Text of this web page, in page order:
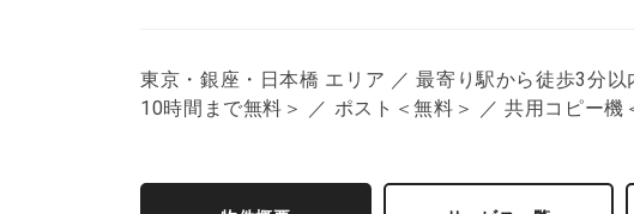
東京・銀座・日本橋 エリア ／ 最寄り駅から徒歩3分
10時間まで無料＞ ／ ポスト＜無料＞ ／ 共用コピー機